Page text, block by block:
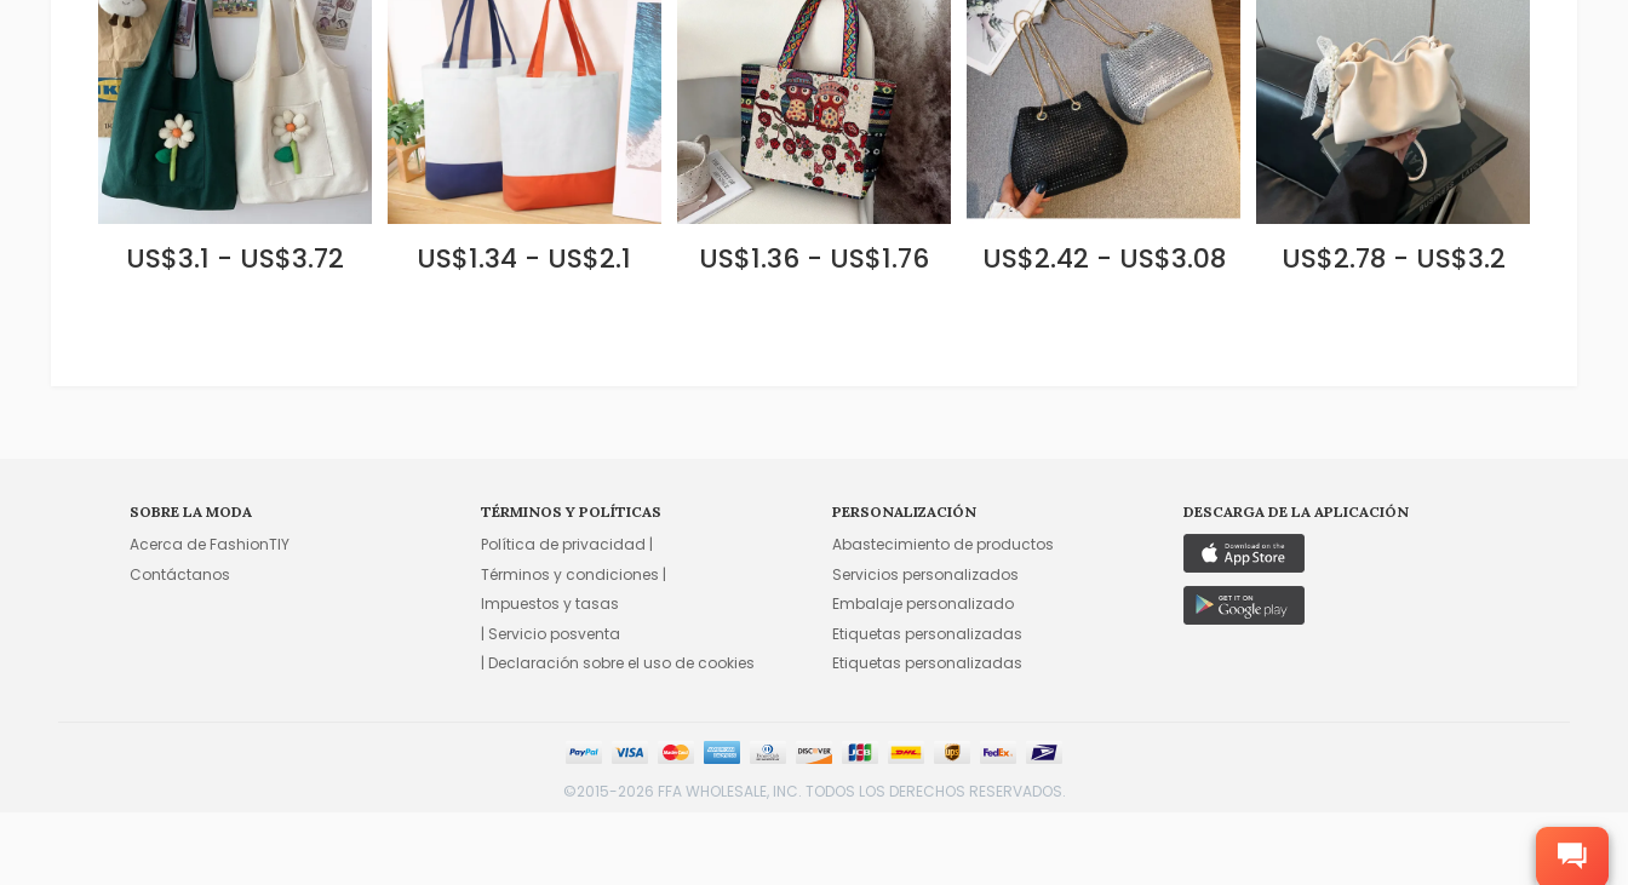
US$3.1 - US$3.72 US$1.34 - US$2.1 US$1.36 - US$1.76 US$2.42 - US$3.08 US$2.78 - US$3.2
SOBRE LA MODA
Acerca de FashionTIY
Contáctanos
TÉRMINOS Y POLÍTICAS
Política de privacidad |
Términos y condiciones |
Impuestos y tasas
| Servicio posventa
| Declaración sobre el uso de cookies
PERSONALIZACIÓN
Abastecimiento de productos
Servicios personalizados
Embalaje personalizado
Etiquetas personalizadas
Etiquetas personalizadas
DESCARGA DE LA APLICACIÓN
©2015-2026 FFA WHOLESALE, INC. TODOS LOS DERECHOS RESERVADOS.